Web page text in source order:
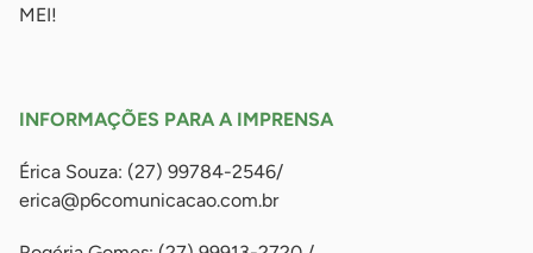
MEI!
INFORMAÇÕES PARA A IMPRENSA
Érica Souza: (27) 99784-2546/
erica@p6comunicacao.com.br